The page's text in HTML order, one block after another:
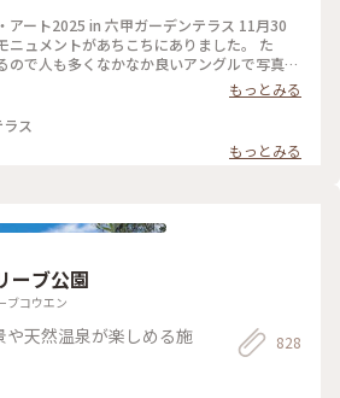
ート2025 in 六甲ガーデンテラス 11月30
ニュメントがあちこちにありました。 た
ので人も多くなかなか良いアングルで写真が
ケンタウロスのような女性の妖精さんは 存
素敵でした！ 山頂からの景色も、
ましたが 六甲アイランドや神戸空港が見え
だったので知らなかったんですが、おむすび
てビックリしました（笑）
もっとみる
ス
もっとみる
ーブ公園
ブコウエン
や天然温泉が楽しめる施
828